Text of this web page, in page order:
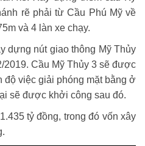
rẽ phải từ Cầu Phú Mỹ về
và 4 làn xe chạy.
dựng nút giao thông Mỹ Thủy
2019. Cầu Mỹ Thủy 3 sẽ được
việc giải phóng mặt bằng ở
sẽ được khởi công sau đó.
tỷ đồng, trong đó vốn xây